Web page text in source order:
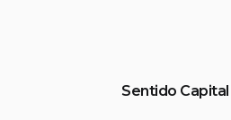
Sentido Capital